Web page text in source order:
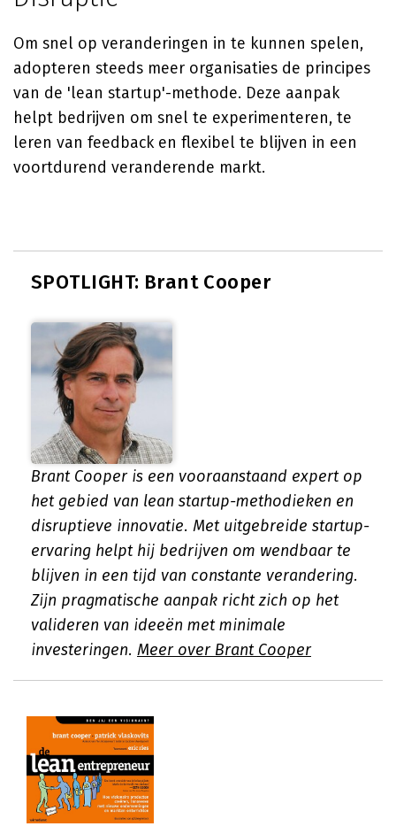
Om snel op veranderingen in te kunnen spelen,
adopteren steeds meer organisaties de principes
van de 'lean startup'-methode. Deze aanpak
helpt bedrijven om snel te experimenteren, te
leren van feedback en flexibel te blijven in een
voortdurend veranderende markt.
SPOTLIGHT: Brant Cooper
Brant Cooper is een vooraanstaand expert op
het gebied van lean startup-methodieken en
disruptieve innovatie. Met uitgebreide startup-
ervaring helpt hij bedrijven om wendbaar te
blijven in een tijd van constante verandering.
Zijn pragmatische aanpak richt zich op het
valideren van ideeën met minimale
investeringen. Meer over Brant Cooper